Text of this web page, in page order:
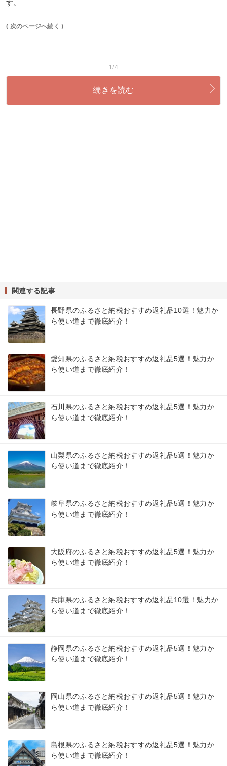
す。
( 次のページへ続く )
1/4
続きを読む
関連する記事
長野県のふるさと納税おすすめ返礼品10選！魅力か
ら使い道まで徹底紹介！
愛知県のふるさと納税おすすめ返礼品5選！魅力か
ら使い道まで徹底紹介！
石川県のふるさと納税おすすめ返礼品5選！魅力か
ら使い道まで徹底紹介！
山梨県のふるさと納税おすすめ返礼品5選！魅力か
ら使い道まで徹底紹介！
岐阜県のふるさと納税おすすめ返礼品5選！魅力か
ら使い道まで徹底紹介！
大阪府のふるさと納税おすすめ返礼品5選！魅力か
ら使い道まで徹底紹介！
兵庫県のふるさと納税おすすめ返礼品10選！魅力か
ら使い道まで徹底紹介！
静岡県のふるさと納税おすすめ返礼品5選！魅力か
ら使い道まで徹底紹介！
岡山県のふるさと納税おすすめ返礼品5選！魅力か
ら使い道まで徹底紹介！
島根県のふるさと納税おすすめ返礼品5選！魅力か
ら使い道まで徹底紹介！